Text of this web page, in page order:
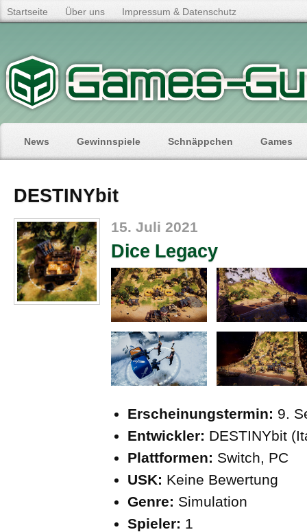
Startseite Über uns Impressum & Datenschutz
News Gewinnspiele Schnäppchen Games
DESTINYbit
15. Juli 2021
Dice Legacy
Erscheinungstermin: 9.
Entwickler: DESTINYbit
Plattformen: Switch, PC
USK: Keine Bewertung
Genre: Simulation
Spieler: 1